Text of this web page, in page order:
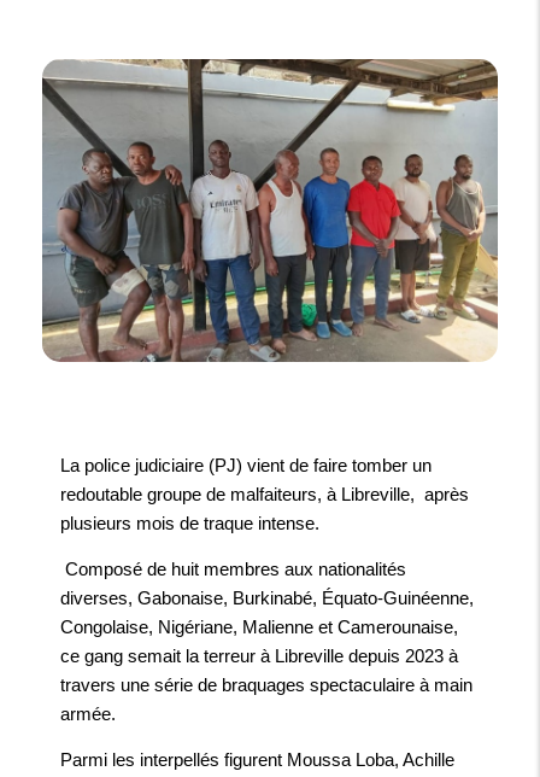
La police judiciaire (PJ) vient de faire tomber un
redoutable groupe de malfaiteurs, à Libreville, après
plusieurs mois de traque intense.
Composé de huit membres aux nationalités
diverses, Gabonaise, Burkinabé, Équato-Guinéenne,
Congolaise, Nigériane, Malienne et Camerounaise,
ce gang semait la terreur à Libreville depuis 2023 à
travers une série de braquages spectaculaire à main
armée.
Parmi les interpellés figurent Moussa Loba, Achille